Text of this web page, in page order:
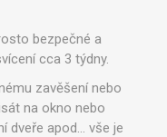
bezpečné a
cca 3 týdny.
zavěšení nebo
na okno nebo
dveře apod... vše je